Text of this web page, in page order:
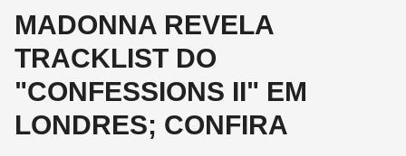
MADONNA REVELA
TRACKLIST DO
"CONFESSIONS II" EM
LONDRES; CONFIRA